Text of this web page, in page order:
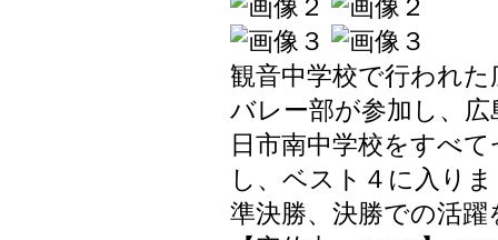
観音中学校で行われ
バレー部が参加し、
日市南中学校をすべ
し、ベスト４に入り
準決勝、決勝での活